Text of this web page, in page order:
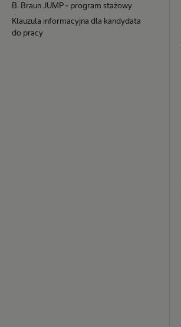
B. Braun JUMP - program stażowy
Klauzula informacyjna dla kandydata
do pracy